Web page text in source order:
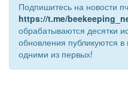
Подпишитесь на новости
https://t.me/
обрабатываются десятки
обновления публикуются
одними из первых!